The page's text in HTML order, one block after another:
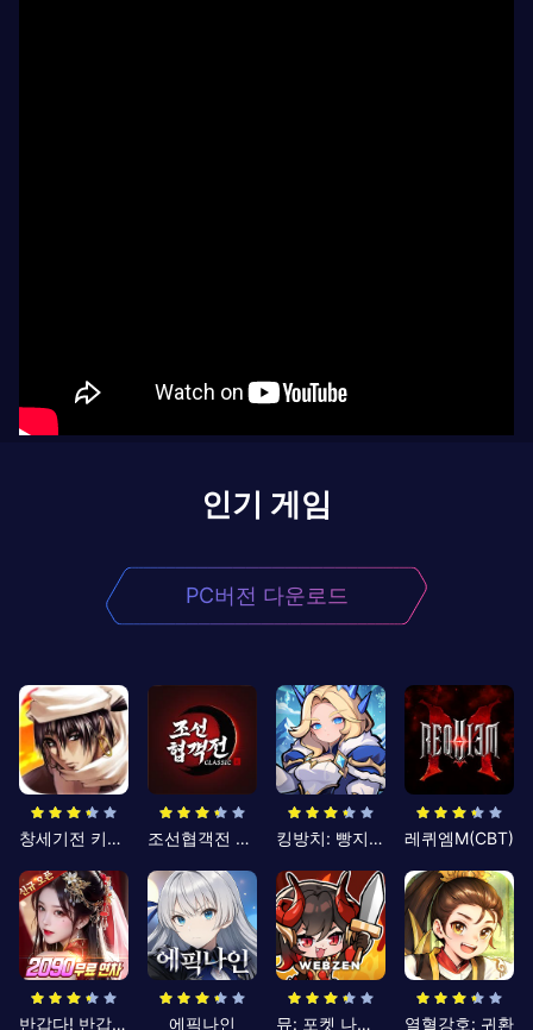
인기 게임
PC버전 다운로드
창세기전 키우기 조선협객전 클래식 킹방치: 빵지의 제왕 레퀴엠M(CBT)
반갑다! 반갑삼국지 에픽나인 뮤: 포켓 나이츠 열혈강호: 귀환